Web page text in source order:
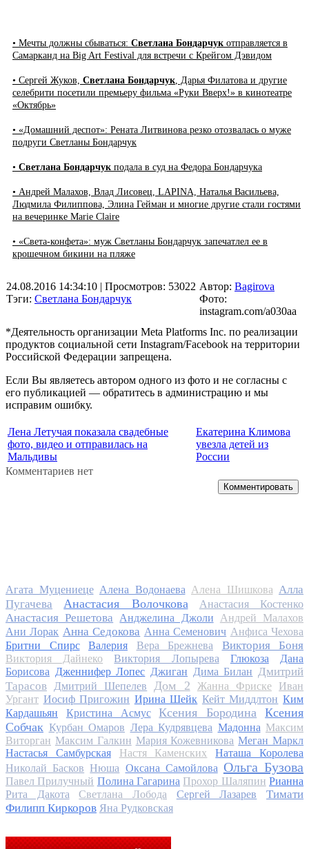
• Мечты должны сбываться: Светлана Бондарчук отправляется в
Самарканд на Big Art Festival для встречи с Крейгом Дэвидом
• Сергей Жуков, Светлана Бондарчук , Дарья Филатова и другие
селебрити посетили премьеру фильма «Руки Вверх!» в кинотеатре
«Октябрь»
• «Домашний деспот»: Рената Литвинова резко отозвалась о муже
подруги Светланы Бондарчук
• Светлана Бондарчук подала в суд на Федора Бондарчука
• Андрей Малахов, Влад Лисовец, LAPINA, Наталья Васильева,
Людмила Филиппова, Элина Гейман и многие другие стали гостями
на вечеринке Marie Claire
• «Света-конфета»: муж Светланы Бондарчук запечатлел ее в
крошечном бикини на пляже
24.08.2016 14:34:10 | Просмотров: 53022
Тэги: Светлана Бондарчук
Автор: Bagirova
Фото:
instagram.com/a030aa
*Деятельность организации Meta Platforms Inc. по реализации
продуктов социальной сети Instagram/Facebook на территории
Российской Федерации запрещена.
Если Вы являетесь автором одного из фото и не согласны с
его публикацией — обратитесь в администрацию и мы
исправим ошибку.
Лена Летучая показала свадебные
фото, видео и отправилась на
Мальдивы
Екатерина Климова
увезла детей из
России
Комментариев нет
Комментировать
Агата Муцениеце Алена Водонаева Алена Шишкова Алла
Пугачева
Анастасия Волочкова Анастасия Костенко
Анастасия Решетова Анджелина Джоли
Андрей Малахов
Ани Лорак Анна Седокова Анна Семенович Анфиса Чехова
Бритни Спирс
Валерия Вера Брежнева Виктория Боня
Виктория Дайнеко Виктория Лопырева Глюкоза
Дана
Борисова Дженнифер Лопес Джиган Дима Билан Дмитрий
Тарасов
Дмитрий Шепелев Дом 2 Жанна Фриске
Иван
Ургант Иосиф Пригожин Ирина Шейк Кейт Миддлтон Ким
Кардашьян
Кристина Асмус Ксения Бородина
Ксения
Собчак Курбан Омаров Лера Кудрявцева Мадонна Максим
Виторган Максим Галкин Мария Кожевникова Меган Маркл
Настасья Самбурская
Настя Каменских
Наташа Королева
Николай Басков Нюша Оксана Самойлова Ольга Бузова
Павел Прилучный Полина Гагарина Прохор Шаляпин Рианна
Рита Дакота
Светлана Лобода Сергей Лазарев
Тимати
Филипп Киркоров Яна Рудковская